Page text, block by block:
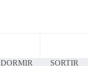
DORMIR SORTIR